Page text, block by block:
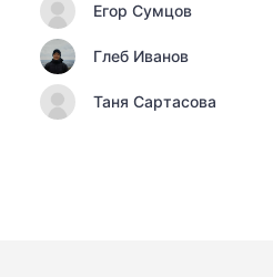
Егор Сумцов
Глеб Иванов
Таня Сартасова